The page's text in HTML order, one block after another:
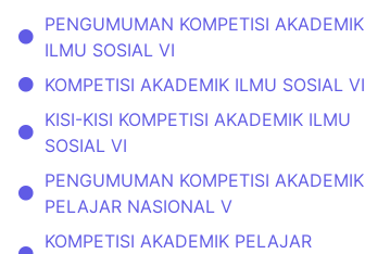
PENGUMUMAN KOMPETISI AKADEMIK
ILMU SOSIAL VI
KOMPETISI AKADEMIK ILMU SOSIAL VI
KISI-KISI KOMPETISI AKADEMIK ILMU
SOSIAL VI
PENGUMUMAN KOMPETISI AKADEMIK
PELAJAR NASIONAL V
KOMPETISI AKADEMIK PELAJAR